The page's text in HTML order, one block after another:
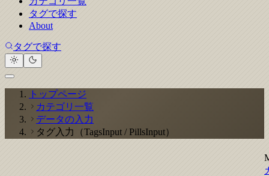
タグで探す
About
タグで探す
トップページ
カテゴリ一覧
データの入力
タグ入力（TagsInput / PillsInput）